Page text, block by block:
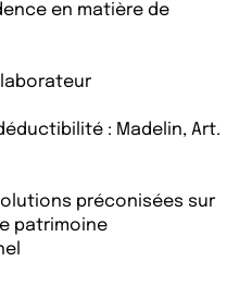
en matière de
: Madelin, Art.
préconisées sur
patrimoine